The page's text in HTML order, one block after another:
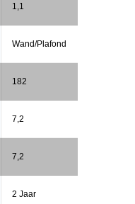
1,1
Wand/Plafond
182
7,2
7,2
2 Jaar